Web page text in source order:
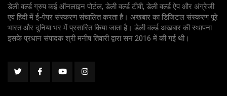
डेली वर्ल्ड ग्रुप कई ऑनलाइन पोर्टल, डेली वर्ल्ड टीवी, डेली वर्ल्ड ऐप और अंग्रेजी
एवं हिंदी में ई-पेपर संस्करण संचालित करता है। अखबार का डिजिटल संस्करण पूरे
भारत और दुनिया भर में प्रसारित किया जाता है। डेली वर्ल्ड अखबार की स्थापना
इसके प्रधान संपादक श्री मनीष तिवारी द्वारा सन 2016 में की गई थी।